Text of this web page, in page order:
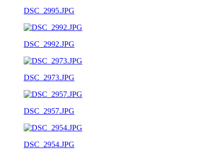
DSC_2995.JPG
DSC_2992.JPG
DSC_2973.JPG
DSC_2957.JPG
DSC_2954.JPG